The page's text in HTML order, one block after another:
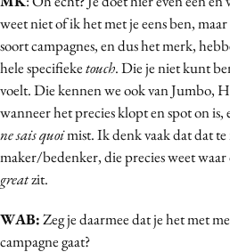
weet niet of ik het met je eens ben,
soort campagnes, en dus het merk,
hele specifieketouch. Die je niet kunt
voelt. Die kennen we ook van Jumbo,
wanneer het precies klopt en spot on is,
ne sais quoimist. Ik denk vaak dat dat
maker/bedenker, die precies weet
greatzit.
WAB:Zeg je daarmee dat je het met
campagne gaat?